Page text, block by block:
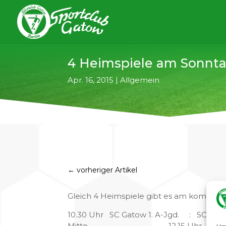
4 Heimspiele am
Apr. 16, 2015 |Allgemein
←vorheriger Artikel
Gleich 4 Heimspiele gibt es am
10.30 Uhr SC Gatow 1. A-Jgd. :